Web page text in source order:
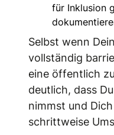
für Inklusion
Selbst wenn
vollständig
eine öffentlich
deutlich, dass
nimmst und
schrittweise